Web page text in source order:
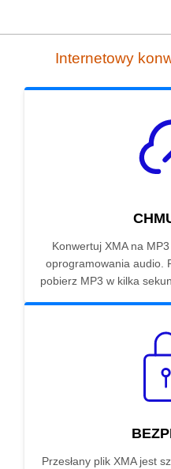
Internetowy
Konwertuj XMA na
oprogramowania audio.
pobierz MP3 w kilka
Przesłany plik XMA jest